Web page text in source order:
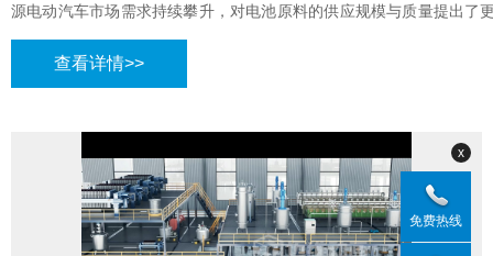
源电动汽车市场需求持续攀升，对电池原料的供应规模与质量提出了
金属元素的提取工艺复杂，涉及多道工序与前沿技术，正处于不断革
日益增长的产业需求并契合环保理念。
查看详情>>
x
免费热线